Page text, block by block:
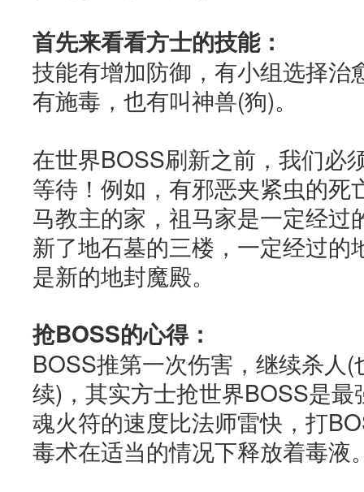
首先来看看方士的技能：
技能有增加防御，有小组选择治
有施毒，也有叫神兽(狗)。
在世界BOSS刷新之前，我们必
等待！例如，有邪恶夹紧虫的死
马教主的家，祖马家是一定经过
新了地石墓的三楼，一定经过的
是新的地封魔殿。
抢BOSS的心得：
BOSS推第一次伤害，继续杀人
续)，其实方士抢世界BOSS是
魂火符的速度比法师雷快，打
毒术在适当的情况下释放着毒液